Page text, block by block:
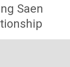
Saen